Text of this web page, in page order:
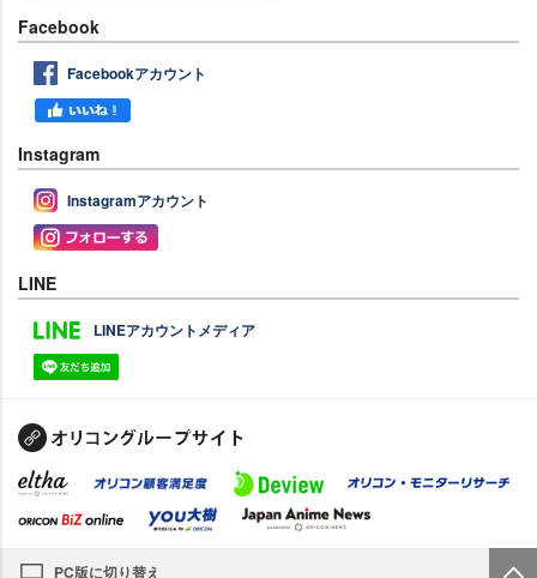
Facebook
Facebookアカウント
Instagram
Instagramアカウント
LINE
LINEアカウントメディア
PC版に切り替え